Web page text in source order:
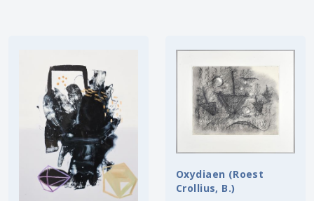
Oxydiaen (Roest
Crollius, B.)